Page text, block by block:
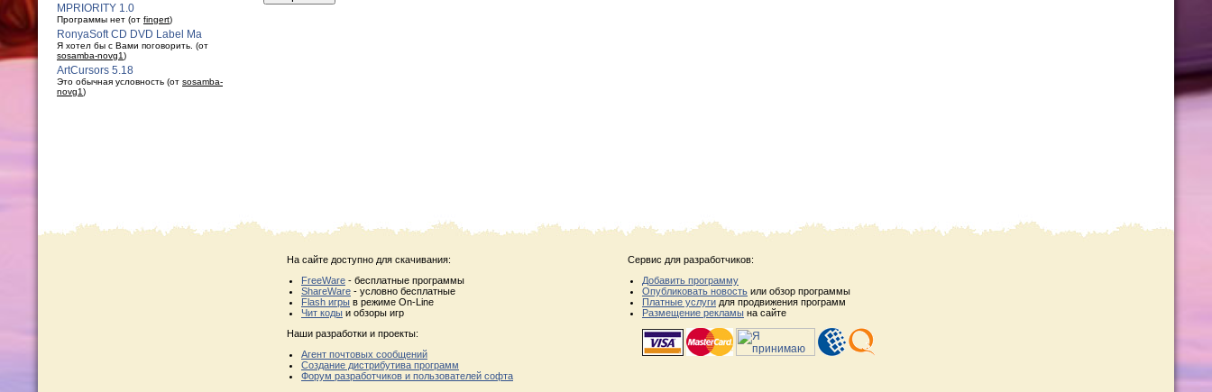
MPRIORITY 1.0
Программы нет (от fingert)
RonyaSoft CD DVD Label Ma
Я хотел бы с Вами поговорить. (от
sosamba-novg1)
ArtCursors 5.18
Это обычная условность (от sosamba-
novg1)
На сайте доступно для скачивания:
FreeWare - бесплатные программы
ShareWare - условно бесплатные
Flash игры в режиме On-Line
Чит коды и обзоры игр
Наши разработки и проекты:
Агент почтовых сообщений
Создание дистрибутива программ
Форум разработчиков и пользователей софта
Сервис для разработчиков:
Добавить программу
Опубликовать новость или обзор программы
Платные услуги для продвижения программ
Размещение рекламы на сайте